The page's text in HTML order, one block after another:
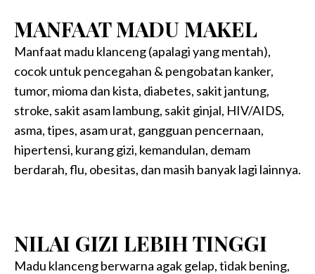
MANFAAT MADU MAKEL
Manfaat madu klanceng (apalagi yang mentah),
cocok untuk pencegahan & pengobatan kanker,
tumor, mioma dan kista, diabetes, sakit jantung,
stroke, sakit asam lambung, sakit ginjal, HIV/AIDS,
asma, tipes, asam urat, gangguan pencernaan,
hipertensi, kurang gizi, kemandulan, demam
berdarah, flu, obesitas, dan masih banyak lagi lainnya.
NILAI GIZI LEBIH TINGGI
Madu klanceng berwarna agak gelap, tidak bening,